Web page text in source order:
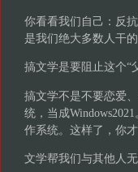
你看看我们自己：反
是我们绝大多数人干的
搞文学是要阻止这个“
搞文学不是不要恋爱
统，当成
作系统。这样了，你
文学帮我们与其他人